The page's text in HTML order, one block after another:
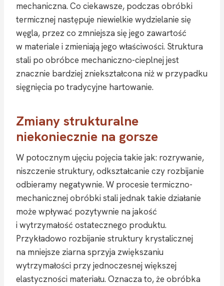
mechaniczna. Co ciekawsze, podczas obróbki
termicznej następuje niewielkie wydzielanie się
węgla, przez co zmniejsza się jego zawartość
w materiale i zmieniają jego właściwości. Struktura
stali po obróbce mechaniczno-cieplnej jest
znacznie bardziej zniekształcona niż w przypadku
sięgnięcia po tradycyjne hartowanie.
Zmiany strukturalne
niekoniecznie na gorsze
W potocznym ujęciu pojęcia takie jak: rozrywanie,
niszczenie struktury, odkształcanie czy rozbijanie
odbieramy negatywnie. W procesie termiczno-
mechanicznej obróbki stali jednak takie działanie
może wpływać pozytywnie na jakość
i wytrzymałość ostatecznego produktu.
Przykładowo rozbijanie struktury krystalicznej
na mniejsze ziarna sprzyja zwiększaniu
wytrzymałości przy jednoczesnej większej
elastyczności materiału. Oznacza to, że obróbka